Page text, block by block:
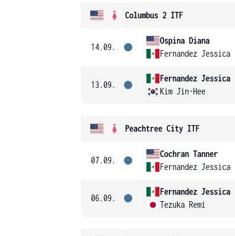
Columbus 2 ITF
14.09.
Ospina Diana
Fernandez Jessica
13.09.
Fernandez Jessica
Kim Jin-Hee
Peachtree City ITF
07.09.
Cochran Tanner
Fernandez Jessica
06.09.
Fernandez Jessica
Tezuka Remi